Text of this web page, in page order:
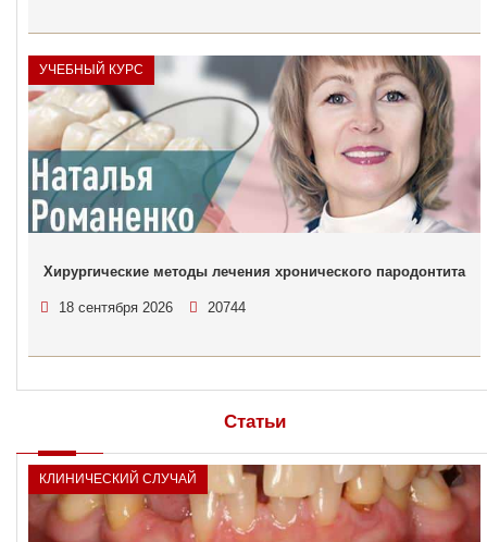
УЧЕБНЫЙ КУРС
Хирургические методы лечения хронического пародонтита
18 сентября 2026 20744
Статьи
КЛИНИЧЕСКИЙ СЛУЧАЙ